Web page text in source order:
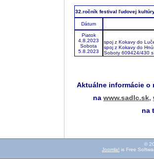
32.ročník festival ľudovej
Dátum
Piatok
4.8.2023
Sobota
5.8.2023
spoj z Kokavy do
spoj z Kokavy do
Soboty 609424/430
Aktuálne informácie o
na www.sadlc.sk,
na
©
Joomla! is Free